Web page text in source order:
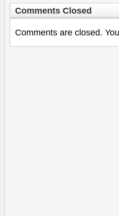
Comments Closed
Comments are closed.